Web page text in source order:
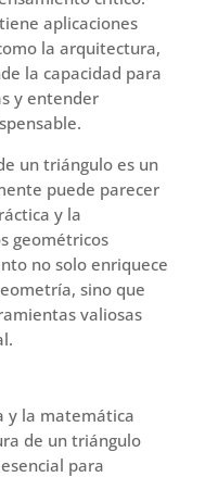
aplicaciones
la arquitectura,
la capacidad para
y entender
un triángulo es un
puede parecer
y la
geométricos
no solo enriquece
sino que
valiosas
y la matemática
de un triángulo
para